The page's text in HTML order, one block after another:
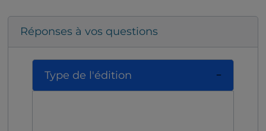
Réponses à vos questions
Type de l'édition